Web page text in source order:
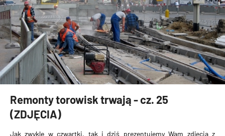
Remonty torowisk trwają - cz. 25
(ZDJĘCIA)
Jak zwykle w czwartki, tak i dziś prezentujemy Wam zdjęcia z